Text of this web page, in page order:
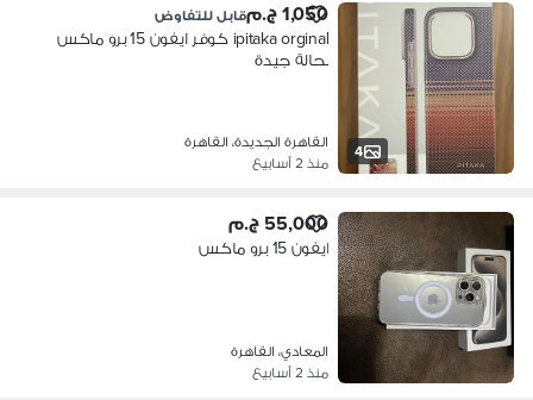
4
1,050 ج.م قابل للتفاوض
ipitaka orginal كوفر ايفون 15 برو ماكس
بحالة جيدة
القاهرة الجديدة، القاهرة
منذ 2 أسابيع
55,000 ج.م
ايفون 15 برو ماكس
المعادي، القاهرة
منذ 2 أسابيع